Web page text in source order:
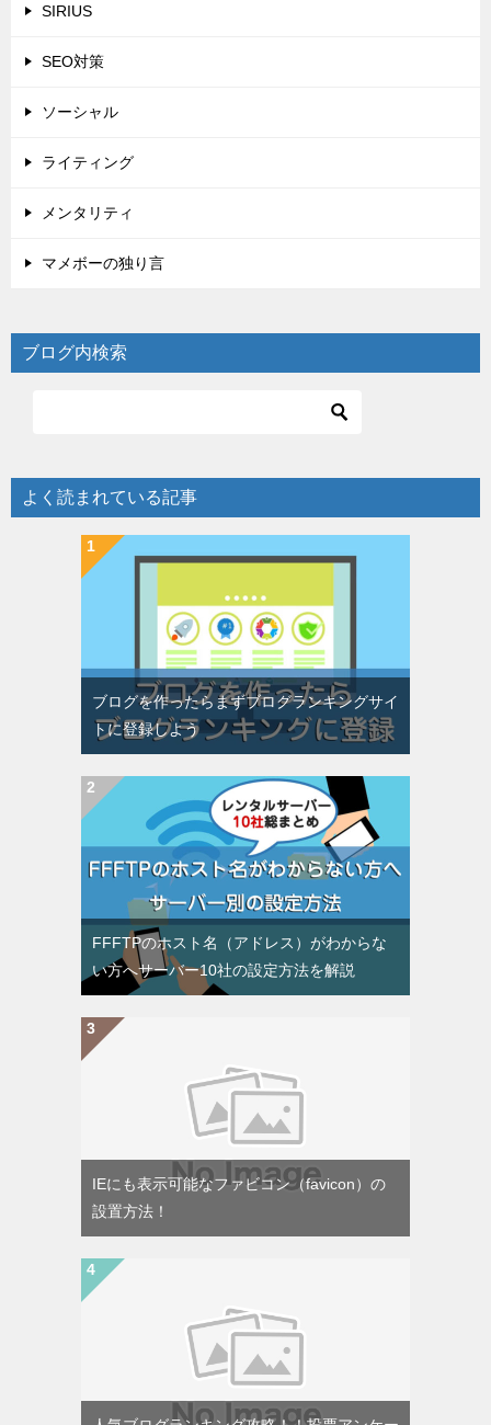
SIRIUS
SEO対策
ソーシャル
ライティング
メンタリティ
マメボーの独り言
ブログ内検索
よく読まれている記事
ブログを作ったらまずブログランキングサイ
トに登録しよう
FFFTPのホスト名（アドレス）がわからな
い方へサーバー10社の設定方法を解説
IEにも表示可能なファビコン（favicon）の
設置方法！